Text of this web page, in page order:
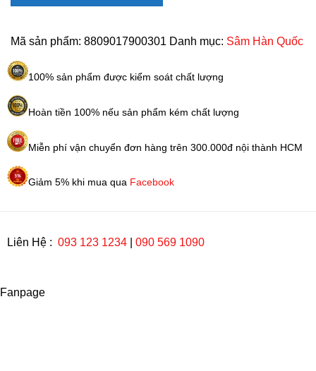
thảo
Hàn
1kg
lượng
Mã sản phẩm: 8809017900301 Danh mục: Sâm Hàn Quốc
100% sản phẩm được kiểm soát chất lượng
Hoàn tiền 100% nếu sản phẩm kém chất lượng
Miễn phí vận chuyển đơn hàng trên 300.000đ nội thành HCM
Giảm 5% khi mua qua Facebook
Liên Hệ : 093 123 1234 090 569 1090
Fanpage